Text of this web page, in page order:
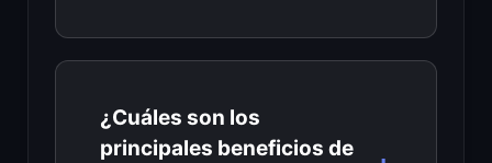
¿Cuáles son los
principales beneficios de